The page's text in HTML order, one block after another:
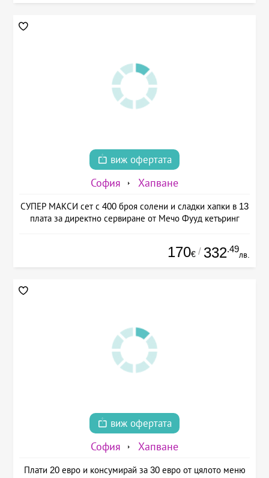
виж офертата
София Хапване
СУПЕР МАКСИ сет с 400 броя солени и сладки хапки в 13
плата за директно сервиране от Мечо Фууд кетъринг
170€ / 332.49
лв.
виж офертата
София Хапване
Плати 20 евро и консумирай за 30 евро от цялото меню